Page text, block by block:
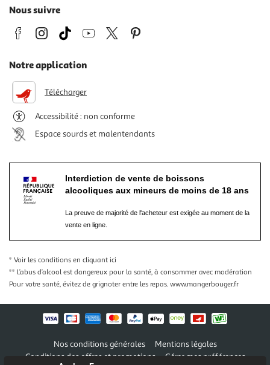
Nous suivre
Notre application
Télécharger
Accessibilité : non conforme
Espace sourds et malentendants
Interdiction de vente de boissons
alcooliques aux mineurs de moins de 18 ans
La preuve de majorité de l'acheteur est exigée au moment de la
vente en ligne.
* Voir les conditions en cliquant ici
** L’abus d’alcool est dangereux pour la santé, à consommer avec modération
Pour votre santé, évitez de grignoter entre les repas. www.mangerbouger.fr
Nos conditions générales
Mentions légales
Conditions des offres et promotions
Gérer mes préférences